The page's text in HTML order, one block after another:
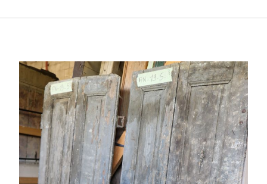
SAVOIR-FAIRE
CREATION
L’ATELIER DE FABRICATION
GALERIE
VIDÉO
PORTES ANCIENNES